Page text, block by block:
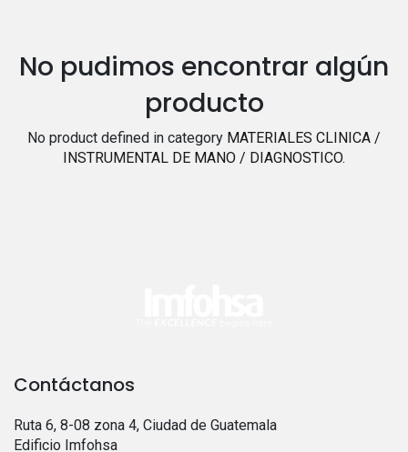
No pudimos encontrar algún
producto
No product defined in category MATERIALES CLINICA /
INSTRUMENTAL DE MANO / DIAGNOSTICO.
Contáctanos
Ruta 6, 8-08 zona 4, Ciudad de Guatemala
Edificio Imfohsa